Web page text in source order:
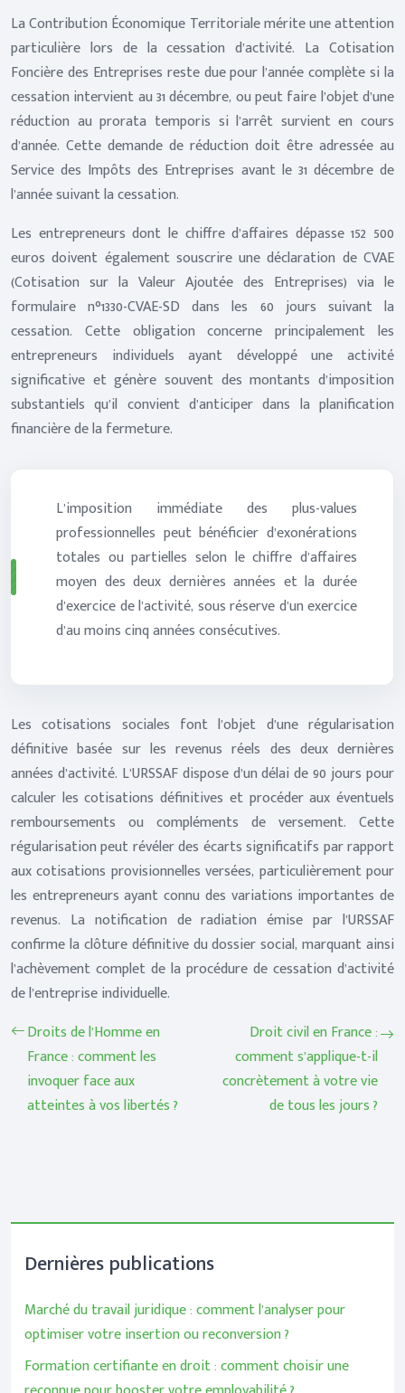
La Contribution Économique Territoriale mérite une attention
particulière lors de la cessation d’activité. La Cotisation
Foncière des Entreprises reste due pour l’année complète si la
cessation intervient au 31 décembre, ou peut faire l’objet d’une
réduction au prorata temporis si l’arrêt survient en cours
d’année. Cette demande de réduction doit être adressée au
Service des Impôts des Entreprises avant le 31 décembre de
l’année suivant la cessation.
Les entrepreneurs dont le chiffre d’affaires dépasse 152 500
euros doivent également souscrire une déclaration de CVAE
(Cotisation sur la Valeur Ajoutée des Entreprises) via le
formulaire n°1330-CVAE-SD dans les 60 jours suivant la
cessation. Cette obligation concerne principalement les
entrepreneurs individuels ayant développé une activité
significative et génère souvent des montants d’imposition
substantiels qu’il convient d’anticiper dans la planification
financière de la fermeture.
L’imposition immédiate des plus-values
professionnelles peut bénéficier d’exonérations
totales ou partielles selon le chiffre d’affaires
moyen des deux dernières années et la durée
d’exercice de l’activité, sous réserve d’un exercice
d’au moins cinq années consécutives.
Les cotisations sociales font l’objet d’une régularisation
définitive basée sur les revenus réels des deux dernières
années d’activité. L’URSSAF dispose d’un délai de 90 jours pour
calculer les cotisations définitives et procéder aux éventuels
remboursements ou compléments de versement. Cette
régularisation peut révéler des écarts significatifs par rapport
aux cotisations provisionnelles versées, particulièrement pour
les entrepreneurs ayant connu des variations importantes de
revenus. La notification de radiation émise par l’URSSAF
confirme la clôture définitive du dossier social, marquant ainsi
l’achèvement complet de la procédure de cessation d’activité
de l’entreprise individuelle.
Droits de l’Homme en
France : comment les
invoquer face aux
atteintes à vos libertés ?
Droit civil en France :
comment s’applique-t-il
concrètement à votre vie
de tous les jours ?
Dernières publications
Marché du travail juridique : comment l’analyser pour
optimiser votre insertion ou reconversion ?
Formation certifiante en droit : comment choisir une